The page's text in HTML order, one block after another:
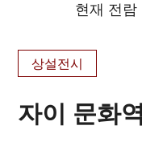
기를
현재 전람
상설전시
자이 문화